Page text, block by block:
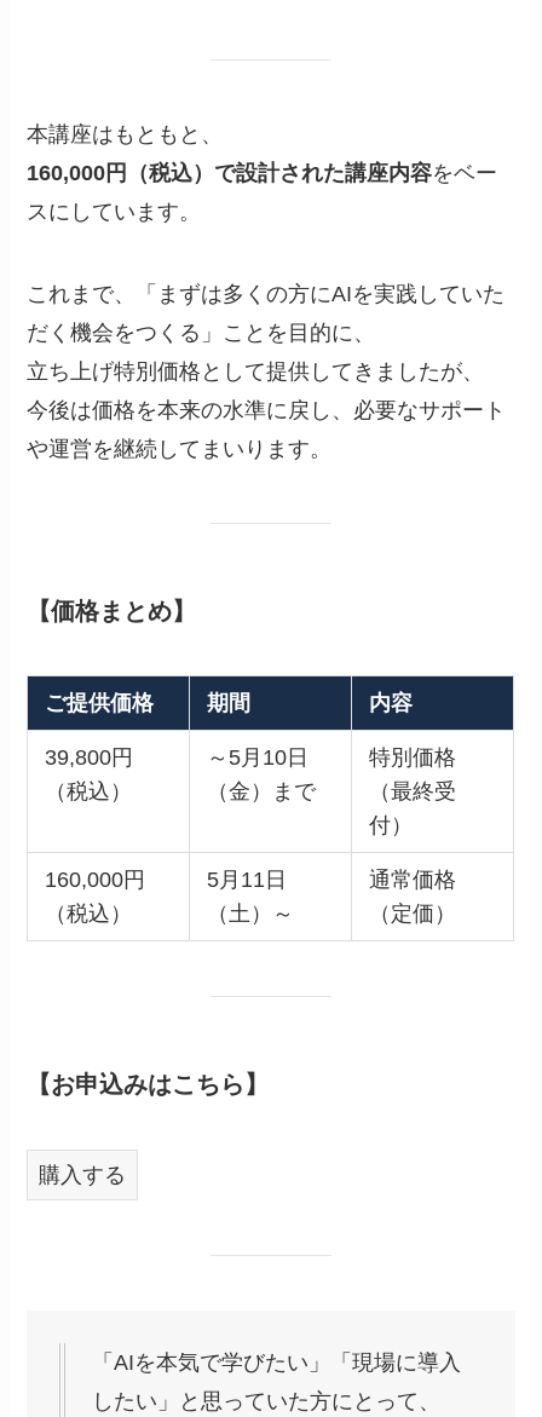
本講座はもともと、
160,000円（税込）で設計された講座内容をベー
スにしています。
これまで、「まずは多くの方にAIを実践していた
だく機会をつくる」ことを目的に、
立ち上げ特別価格として提供してきましたが、
今後は価格を本来の水準に戻し、必要なサポート
や運営を継続してまいります。
【価格まとめ】
ご提供価格 期間 内容
39,800円
（税込）
～5月10日
（金）まで
特別価格
（最終受
付）
160,000円
（税込）
5月11日
（土）～
通常価格
（定価）
【お申込みはこちら】
購入する
「AIを本気で学びたい」「現場に導入
したい」と思っていた方にとって、